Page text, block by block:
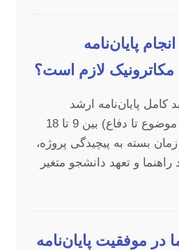
پایان‌نامه
لازم است؟
کامل پایان‌نامه ارشد
مکاترونیک (از انتخاب موضوع تا دفاع) بین 9 تا 18
بسته به پیچیدگی پروژه،
راهنما و تعهد دانشجو متغیر
در موفقیت پایان‌نامه